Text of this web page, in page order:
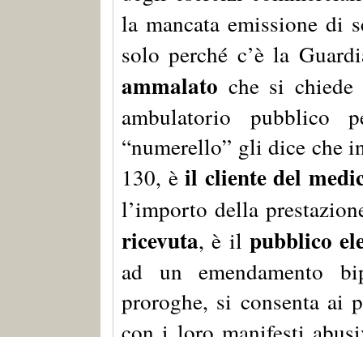
la mancata emissione di
solo perché c’è la
ammalato che si chiede
ambulatorio
“numerello” gli dice che
130, è il cliente del
l’importo della
ricevuta, è il pubblico
ad un emendamento
proroghe, si consenta ai